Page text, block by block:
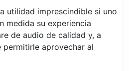
utilidad imprescindible si uno
medida su experiencia
de audio de calidad y, a
permitirle aprovechar al